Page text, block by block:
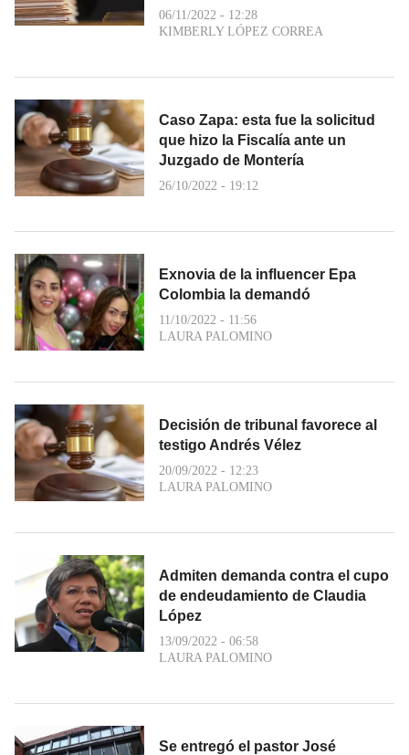
06/11/2022 - 12:28
KIMBERLY LÓPEZ CORREA
Caso Zapa: esta fue la solicitud
que hizo la Fiscalía ante un
Juzgado de Montería
26/10/2022 - 19:12
Exnovia de la influencer Epa
Colombia la demandó
11/10/2022 - 11:56
LAURA PALOMINO
Decisión de tribunal favorece al
testigo Andrés Vélez
20/09/2022 - 12:23
LAURA PALOMINO
Admiten demanda contra el cupo
de endeudamiento de Claudia
López
13/09/2022 - 06:58
LAURA PALOMINO
Se entregó el pastor José